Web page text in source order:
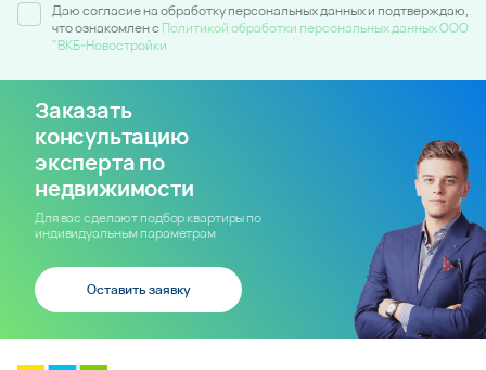
Даю согласие на обработку персональных данных и подтверждаю,
что ознакомлен c Политикой обработки персональных данных ООО
"ВКБ-Новостройки
Заказать
консультацию
эксперта по
недвижимости
Для вас сделают подбор квартиры по
индивидуальным параметрам
Оставить заявку